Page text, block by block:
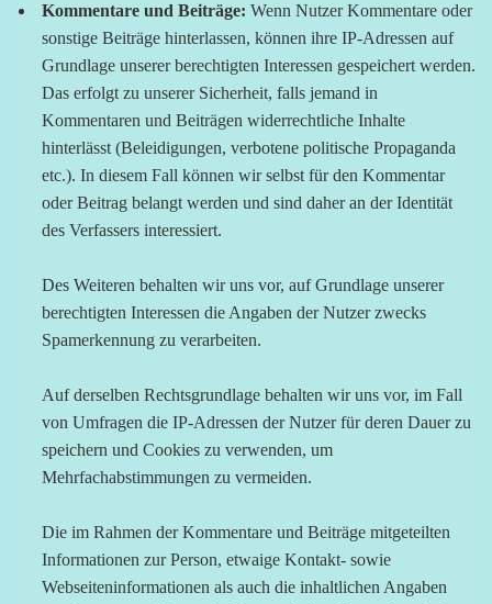
Kommentare und Beiträge: Wenn Nutzer Kommentare oder
sonstige Beiträge hinterlassen, können ihre IP-Adressen auf
Grundlage unserer berechtigten Interessen gespeichert werden.
Das erfolgt zu unserer Sicherheit, falls jemand in
Kommentaren und Beiträgen widerrechtliche Inhalte
hinterlässt (Beleidigungen, verbotene politische Propaganda
etc.). In diesem Fall können wir selbst für den Kommentar
oder Beitrag belangt werden und sind daher an der Identität
des Verfassers interessiert.
Des Weiteren behalten wir uns vor, auf Grundlage unserer
berechtigten Interessen die Angaben der Nutzer zwecks
Spamerkennung zu verarbeiten.
Auf derselben Rechtsgrundlage behalten wir uns vor, im Fall
von Umfragen die IP-Adressen der Nutzer für deren Dauer zu
speichern und Cookies zu verwenden, um
Mehrfachabstimmungen zu vermeiden.
Die im Rahmen der Kommentare und Beiträge mitgeteilten
Informationen zur Person, etwaige Kontakt- sowie
Webseiteninformationen als auch die inhaltlichen Angaben